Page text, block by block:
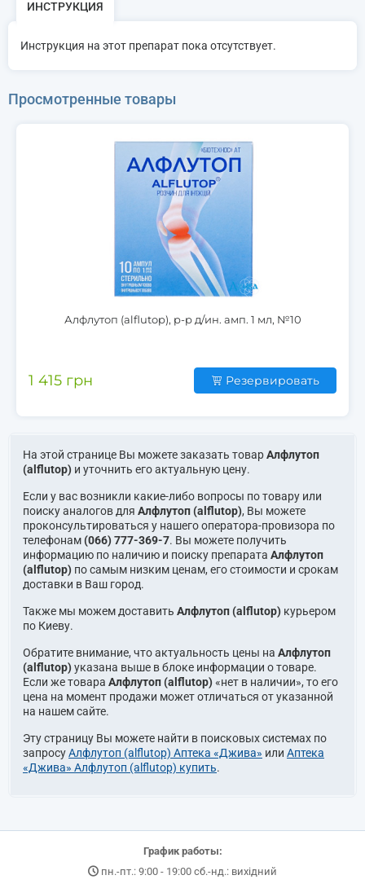
ИНСТРУКЦИЯ
Инструкция на этот препарат пока отсутствует.
Просмотренные товары
Алфлутоп (alflutop), р-р д/ин. амп. 1 мл, №10
Резервировать
1 415 грн
На этой странице Вы можете заказать товарАлфлутоп
(alflutop) и уточнить его актуальную цену.
Если у вас возникли какие-либо вопросы по товару или
поиску аналогов для Алфлутоп (alflutop), Вы можете
проконсультироваться у нашего оператора-провизора по
телефонам (066) 777-369-7. Вы можете получить
информацию по наличию и поиску препарата Алфлутоп
(alflutop) по самым низким ценам, его стоимости и срокам
доставки в Ваш город.
Также мы можем доставить Алфлутоп (alflutop) курьером
по Киеву.
Обратите внимание, что актуальность цены на Алфлутоп
(alflutop)указана выше в блоке информации о товаре.
Если же товара Алфлутоп (alflutop)«нет в наличии», то его
цена на момент продажи может отличаться от указанной
на нашем сайте.
Эту страницу Вы можете найти в поисковых системах по
запросуАлфлутоп (alflutop) Аптека «Джива» или Аптека
«Джива» Алфлутоп (alflutop) купить.
График работы:
пн.-пт.: 9:00 - 19:00 сб.-нд.: вихідний